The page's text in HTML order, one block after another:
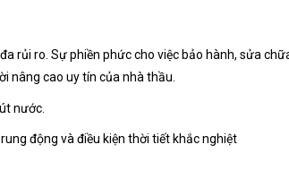
rủi ro. Sự phiền phức cho việc bảo hành, sửa
nâng cao uy tín của nhà thầu.
nước.
động và điều kiện thời tiết khắc nghiệt